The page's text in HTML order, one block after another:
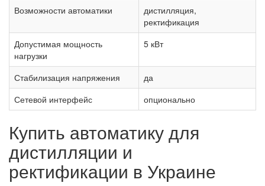
Возможности автоматики
дистилляция,
ректификация
Допустимая мощность
нагрузки
5 кВт
Стабилизация напряжения
да
Сетевой интерфейс
опционально
Купить автоматику для
дистилляции и
ректификации в Украине